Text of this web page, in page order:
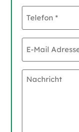
Telefon
E-
Mail
Nachricht